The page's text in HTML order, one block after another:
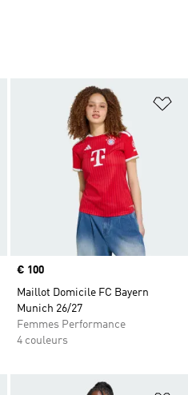
Ajouter à la Liste de produits
Prix
€ 100
Maillot Domicile FC Bayern
Munich 26/27
Femmes Performance
4 couleurs